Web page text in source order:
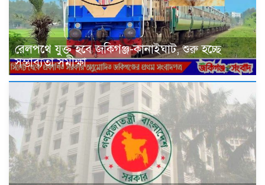
রেলপথে যুক্ত হবে জকিগঞ্জ-কানাইঘাট, শুরু হচ্ছে
সম্ভাব্যতা সমীক্ষা